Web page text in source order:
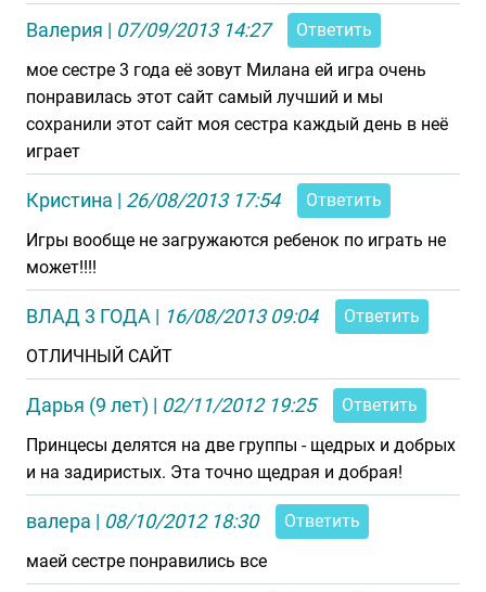
Валерия | 07/09/2013 14:27
Ответить
мое сестре 3 года её зовут Милана ей игра очень
понравилась этот сайт самый лучший и мы
сохранили этот сайт моя сестра каждый день в неё
играет
Кристина | 26/08/2013 17:54
Ответить
Игры вообще не загружаются ребенок по играть не
может!!!!
ВЛАД 3 ГОДА | 16/08/2013 09:04
Ответить
ОТЛИЧНЫЙ САЙТ
Дарья (9 лет) | 02/11/2012 19:25
Ответить
Принцесы делятся на две группы - щедрых и добрых
и на задиристых. Эта точно щедрая и добрая!
валера | 08/10/2012 18:30
Ответить
маей сестре понравились все